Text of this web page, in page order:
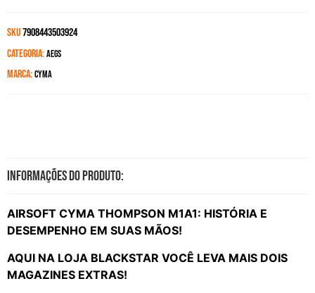
SKU7908443503924
Categoria:Aegs
Marca:Cyma
Informações do produto:
AIRSOFT CYMA THOMPSON M1A1: HISTÓRIA E
DESEMPENHO EM SUAS MÃOS!
AQUI NA LOJA BLACKSTAR VOCÊ LEVA MAIS DOIS
MAGAZINES EXTRAS!